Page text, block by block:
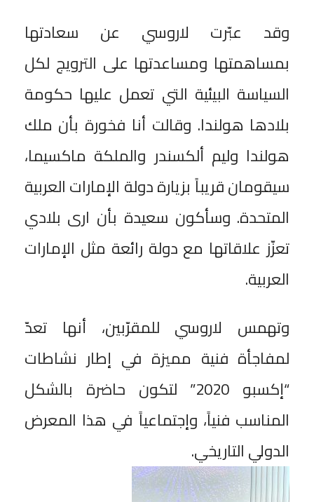
وقد عبّرت لاروسي عن سعادتها
بمساهمتها ومساعدتها على الترويج لكل
السياسة البيئية التي تعمل عليها حكومة
بلادها هولندا. وقالت أنا فخورة بأن ملك
هولندا وليم ألكسندر والملكة ماكسيما،
سيقومان قريباً بزيارة دولة الإمارات العربية
المتحدة. وسأكون سعيدة بأن ارى بلادي
تعزّز علاقاتها مع دولة رائعة مثل الإمارات
العربية.
وتهمس لاروسي للمقرّبين، أنها تعدّ
لمفاجأة فنية مميزة في إطار نشاطات
“إكسبو 2020” لتكون حاضرة بالشكل
المناسب فنياً، وإجتماعياً في هذا المعرض
الدولي التاريخي.